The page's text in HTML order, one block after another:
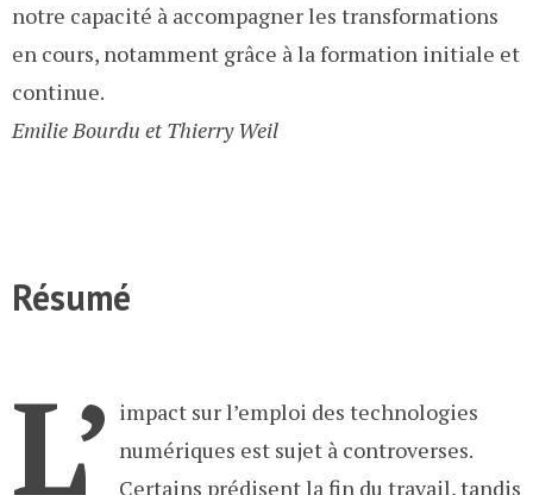
notre capacité à accompagner les transformations
en cours, notamment grâce à la formation initiale et
continue.
Emilie Bourdu et Thierry Weil
Résumé
L’ impact sur l’emploi des technologies
numériques est sujet à controverses.
Certains prédisent la fin du travail, tandis